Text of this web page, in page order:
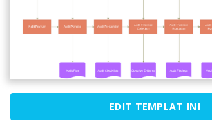
EDIT TEMPLAT INI